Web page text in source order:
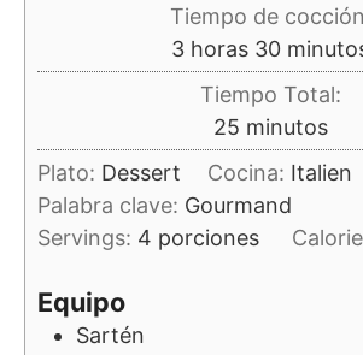
Tiempo de
3horas
horas 30minutos
Tiempo Total:
25minutos
minutos
Plato: Dessert Cocina: Italien
Palabra clave: Gourmand
Servings: 4 porciones
Equipo
Sartén